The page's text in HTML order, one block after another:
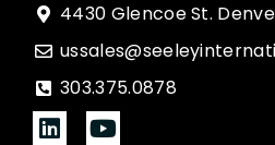
4430 Glencoe St.
303.375.0878